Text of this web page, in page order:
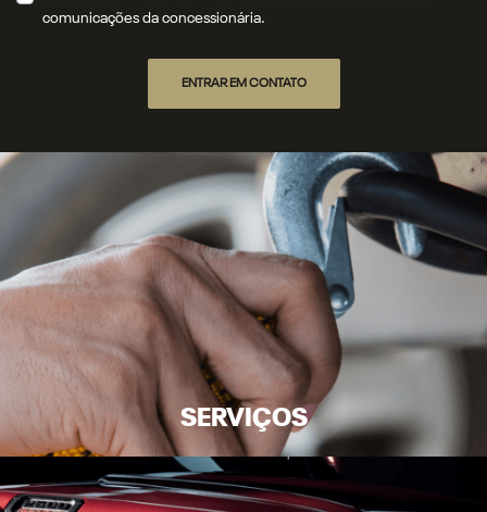
comunicações da concessionária.
ENTRAR EM CONTATO
SERVIÇOS